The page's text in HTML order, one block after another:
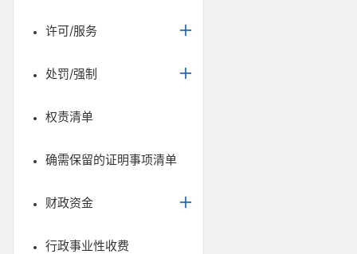
许可/服务
处罚/强制
权责清单
确需保留的证明事项清单
财政资金
行政事业性收费